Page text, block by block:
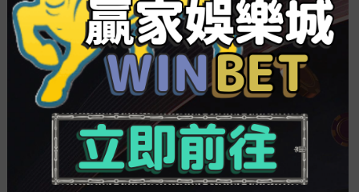
險公司的財產控制要認清大勢，與國家行業政策方
位和經濟成長大局維持一致，把保險投資的底盤做
扎實。
保險+辦事模式前程可期
不論是商務養老保險還是其他金融產物，從形
態上看只能解決公共在養老階段的財政疑問。實質
上，老齡人群在養老地方以及醫療保養等方面有著
龐大需要。目前，我國養老床位約為發財國家平均